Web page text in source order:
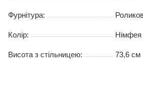
Фурнітура:
Колір:
Висота з стільницею: 73,6 см